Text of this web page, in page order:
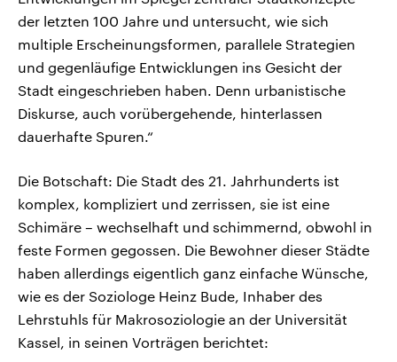
der letzten 100 Jahre und untersucht, wie sich
multiple Erscheinungsformen, parallele Strategien
und gegenläufige Entwicklungen ins Gesicht der
Stadt eingeschrieben haben. Denn urbanistische
Diskurse, auch vorübergehende, hinterlassen
dauerhafte Spuren.“
Die Botschaft: Die Stadt des 21. Jahrhunderts ist
komplex, kompliziert und zerrissen, sie ist eine
Schimäre – wechselhaft und schimmernd, obwohl in
feste Formen gegossen. Die Bewohner dieser Städte
haben allerdings eigentlich ganz einfache Wünsche,
wie es der Soziologe Heinz Bude, Inhaber des
Lehrstuhls für Makrosoziologie an der Universität
Kassel, in seinen Vorträgen berichtet: